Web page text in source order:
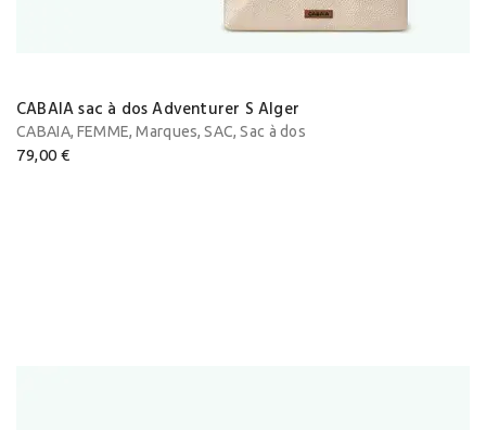
CABAIA sac à dos Adventurer S Alger
CABAIA, FEMME,Marques,SAC,Sac à dos
79,00 €